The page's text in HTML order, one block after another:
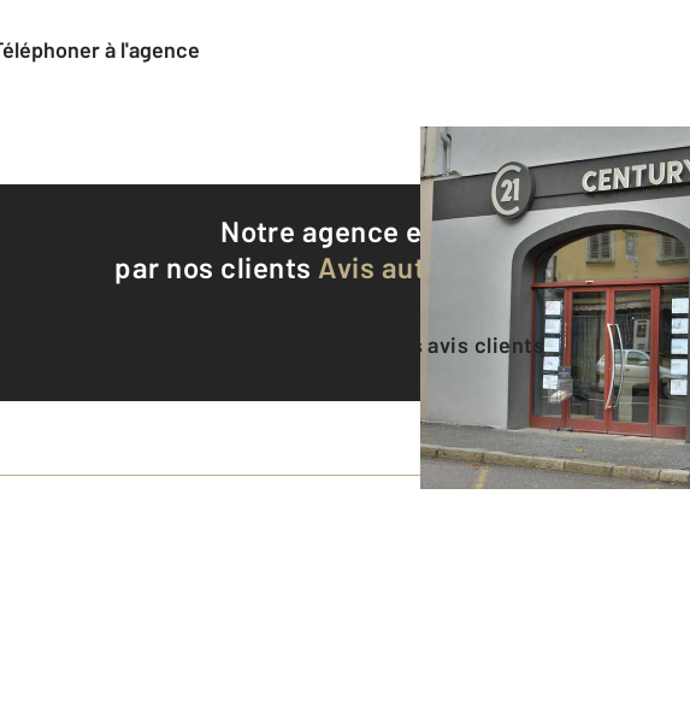
Téléphoner à l'agence
Notre agence est notée9,5/10
par nos clients Avis authentifiés par
Voir tous les avis clients